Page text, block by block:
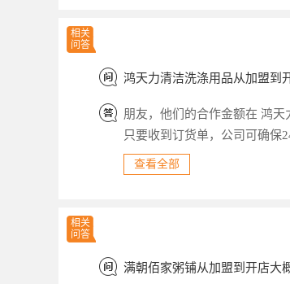
理器提出了“环保小家电”的
相关
问答
鸿天力清洁洗涤用品从加盟到
朋友，他们的合作金额在 鸿天
只要收到订货单，公司可确保
保证物流畅通。 产品优势：鸿
康食品及调整内需等三条产品
竞争。 鸿天力清洁洗涤用品
查看全部
相关
问答
满朝佰家粥铺从加盟到开店大